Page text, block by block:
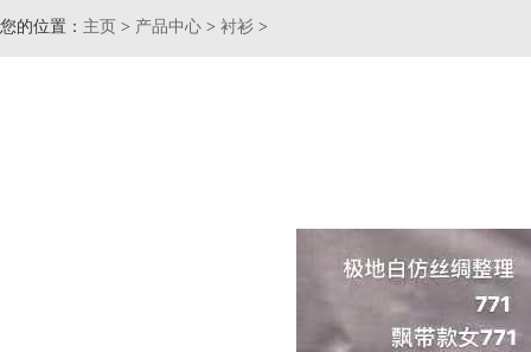
您的位置： 主页 > 产品中心 > 衬衫 >